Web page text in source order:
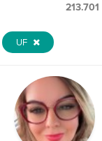
213.701
UF